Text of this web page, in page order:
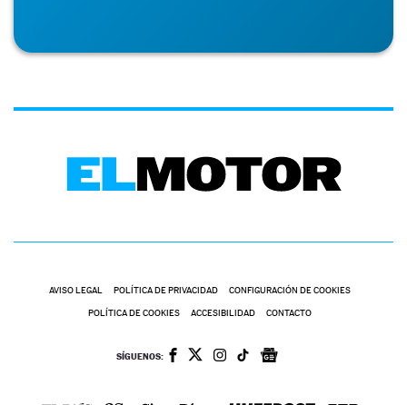
AVISO LEGAL POLÍTICA DE PRIVACIDAD CONFIGURACIÓN DE COOKIES
POLÍTICA DE COOKIES ACCESIBILIDAD CONTACTO
SÍGUENOS: